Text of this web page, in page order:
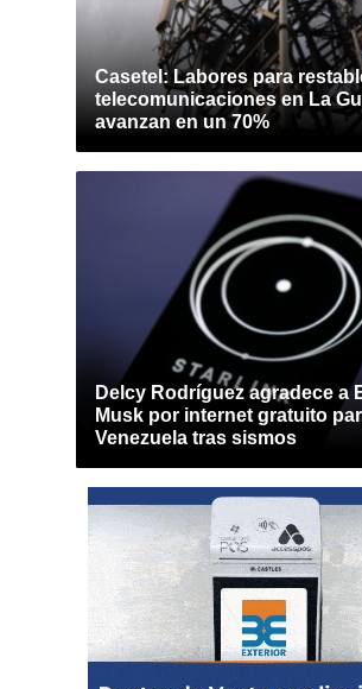
Casetel: Labores para
telecomunicaciones en La
avanzan en un 70%
Delcy Rodríguez agradece a
Musk por internet gratuito
Venezuela tras sismos